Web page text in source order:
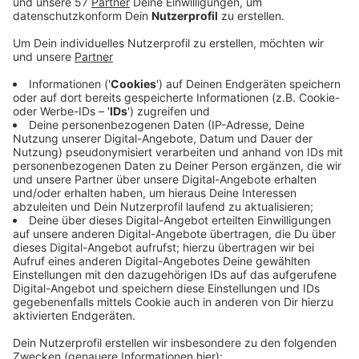
Wegen desRaubüberfalls auf einen Juwelier in
ermittelt jetzt die Aachener
Staatsanwaltschaft wegen "versuchter Tötung".
Am Samstagvormittag gegen halb elf ist der Juwelier
an der Komphausbadstraße Ecke Großkölnstraße
überfallen worden. Ein oder mehrere Täter sollen dort
einen Mitarbeiter verletzt haben und danach mit der
Beute geflohen sein.
Der Mitarbeiter soll noch nicht vernehmungsfähig sein.
Weitere Infos teilt die Staatsanwaltschaft aktuell
nicht mit.
Zeugen der Tat sollen sich weiterhin bei der Polizei
melden - zu Bürozeiten unter der Rufnummer
0241/9577-31501 und außerhalb der
34210.